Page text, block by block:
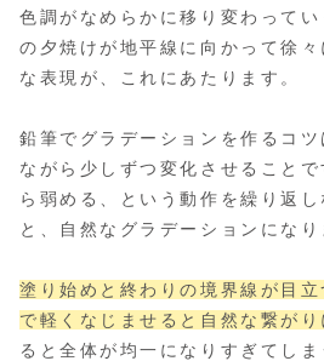
色調がなめらかに移り変わって
の夕焼けが地平線に向かって徐
な表現が、これにあたります。
鉛筆でグラデーションを作るコ
ながら少しずつ変化させること
ら弱める、という動作を繰り返し
と、自然なグラデーションになり
塗り始めと終わりの境界線が目
で軽くなじませると自然な繋がり
ると全体が均一になりすぎてし